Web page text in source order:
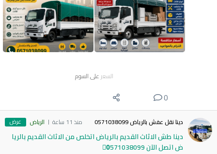
السعر على السوم
0
دينا نقل عفش بالرياض 0571038099 منذ 11 ساعة الرياض عرض
دينا طش الاثاث القديم بالرياض اتخلص من الاثاث القديم بالريا
ض اتصل الآن 0َ571038099